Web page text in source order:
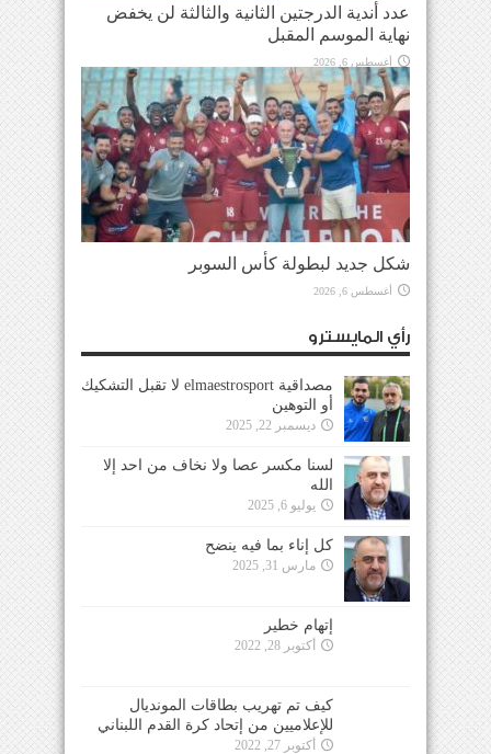
عدد أندية الدرجتين الثانية والثالثة لن يخفض
نهاية الموسم المقبل
أغسطس 6, 2026
شكل جديد لبطولة كأس السوبر
أغسطس 6, 2026
رأي المايسترو
مصداقية elmaestrosport لا تقبل التشكيك
أو التوهين
ديسمبر 22, 2025
لسنا مكسر عصا ولا نخاف من احد إلا
الله
يوليو 6, 2025
كل إناء بما فيه ينضح
مارس 31, 2025
إتهام خطير
أكتوبر 28, 2022
كيف تم تهريب بطاقات المونديال
للإعلاميين من إتحاد كرة القدم اللبناني
أكتوبر 27, 2022